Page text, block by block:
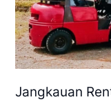
Jangkauan